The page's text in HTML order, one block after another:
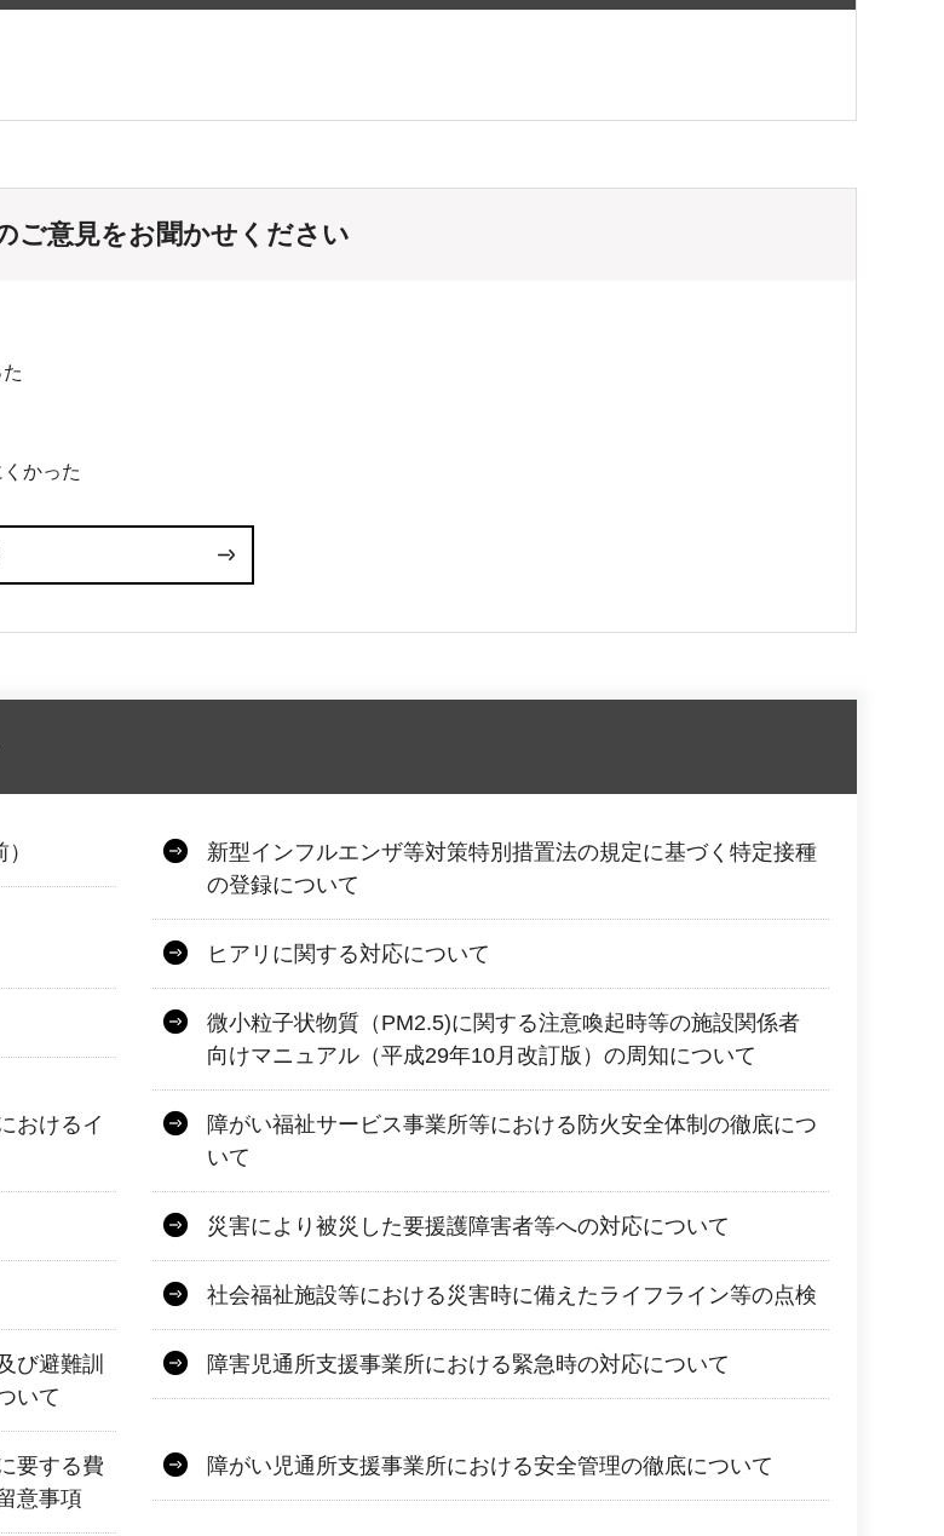
ご意見をお聞かせください
かった
新型インフルエンザ等対策特別措置法の規定に基づく特定接種
の登録について
ヒアリに関する対応について
微小粒子状物質（PM2.5)に関する注意喚起時等の施設関係者
向けマニュアル（平成29年10月改訂版）の周知について
おけるイ
障がい福祉サービス事業所等における防火安全体制の徹底につ
いて
災害により被災した要援護障害者等への対応について
社会福祉施設等における災害時に備えたライフライン等の点検
び避難訓
いて
障害児通所支援事業所における緊急時の対応について
要する費
意事項
障がい児通所支援事業所における安全管理の徹底について